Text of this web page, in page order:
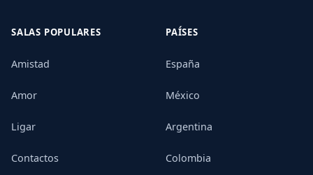
SALAS POPULARES
Amistad
Amor
Ligar
Contactos
PAÍSES
España
México
Argentina
Colombia